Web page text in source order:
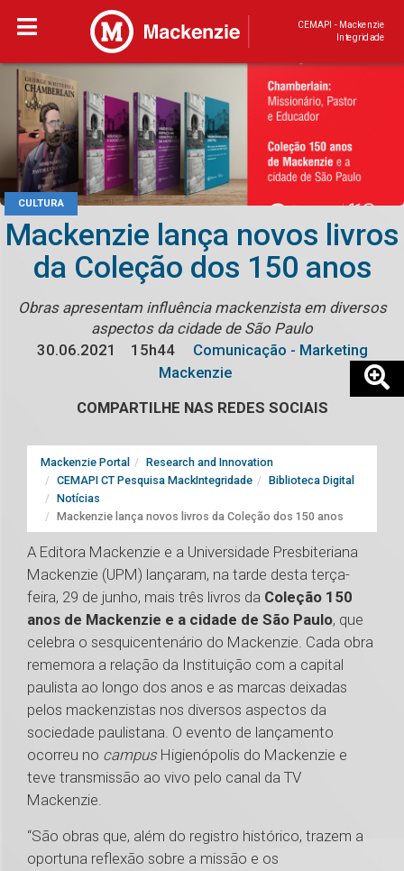
CEMAPI - Mackenzie
Integridade
CULTURA
Mackenzie lança novos livros
da Coleção dos 150 anos
Obras apresentam influência mackenzista em diversos
aspectos da cidade de São Paulo
30.06.2021
15h44
Comunicação - Marketing
Mackenzie
COMPARTILHE NAS REDES SOCIAIS
Mackenzie Portal
Research and Innovation
CEMAPI CT Pesquisa MackIntegridade
Biblioteca Digital
Notícias
Mackenzie lança novos livros da Coleção dos 150 anos
A Editora Mackenzie e a Universidade Presbiteriana
Mackenzie (UPM) lançaram, na tarde desta terça-
feira, 29 de junho, mais três livros da Coleção 150
anos de Mackenzie e a cidade de São Paulo, que
celebra o sesquicentenário do Mackenzie. Cada obra
rememora a relação da Instituição com a capital
paulista ao longo dos anos e as marcas deixadas
pelos mackenzistas nos diversos aspectos da
sociedade paulistana. O evento de lançamento
ocorreu no campus Higienópolis do Mackenzie e
teve transmissão ao vivo pelo canal da TV
Mackenzie.
“São obras que, além do registro histórico, trazem a
oportuna reflexão sobre a missão e os